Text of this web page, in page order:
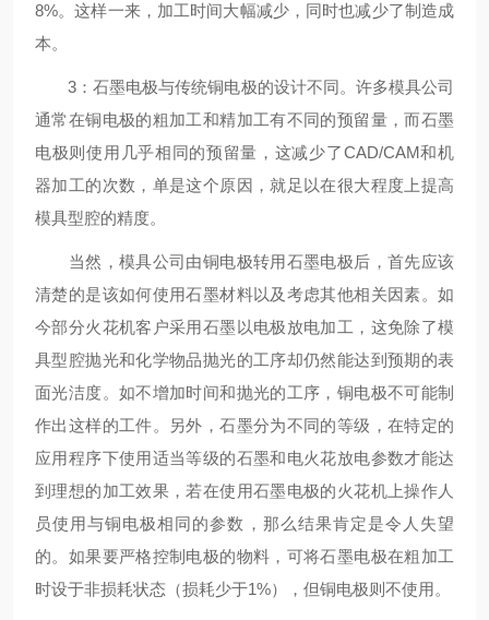
8%。这样一来，加工时间大幅减少，同时也减少了制造成
本。
3：石墨电极与传统铜电极的设计不同。许多模具公司
通常在铜电极的粗加工和精加工有不同的预留量，而石墨
电极则使用几乎相同的预留量，这减少了CAD/CAM和机
器加工的次数，单是这个原因，就足以在很大程度上提高
模具型腔的精度。
当然，模具公司由铜电极转用石墨电极后，首先应该
清楚的是该如何使用石墨材料以及考虑其他相关因素。如
今部分火花机客户采用石墨以电极放电加工，这免除了模
具型腔抛光和化学物品抛光的工序却仍然能达到预期的表
面光洁度。如不增加时间和抛光的工序，铜电极不可能制
作出这样的工件。另外，石墨分为不同的等级，在特定的
应用程序下使用适当等级的石墨和电火花放电参数才能达
到理想的加工效果，若在使用石墨电极的火花机上操作人
员使用与铜电极相同的参数，那么结果肯定是令人失望
的。如果要严格控制电极的物料，可将石墨电极在粗加工
时设于非损耗状态（损耗少于1%），但铜电极则不使用。